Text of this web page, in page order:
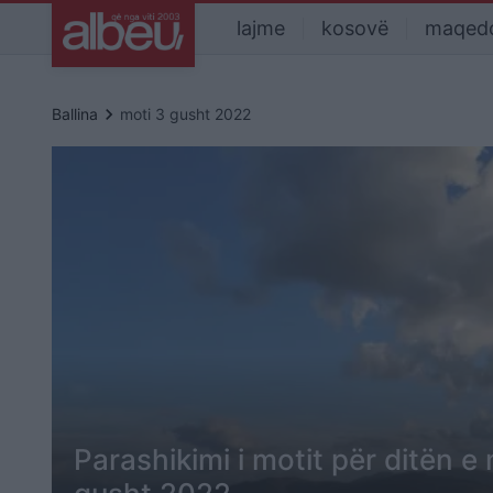
lajme kosovë
Ballina keyboard_arrow_right moti 3 gusht 2022
Parashikimi i motit për ditën e